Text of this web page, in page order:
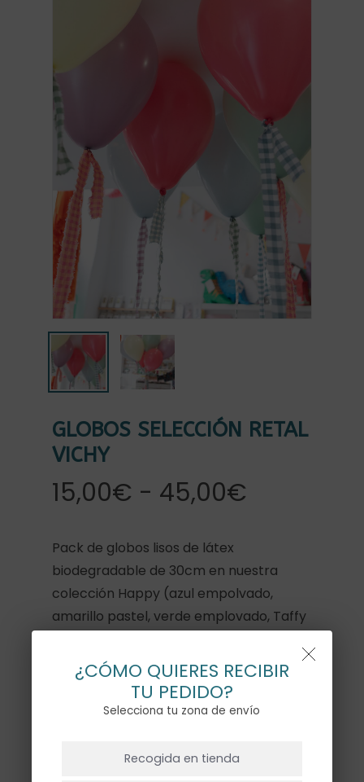
GLOBOS SELECCIÓN RETAL
VICHY
15,00€ - 45,00€
desde
15,00€
hasta
45,00€
Pack de globos lisos de látex
biodegradable de 30cm en nuestra
colección Happy (azul empolvado,
amarillo pastel, verde emplovado, Taffy
tiras de tela vichy.
Los globos se envían sin hinchary listos
Se recomienda hinchar los globos en
¿CÓMO QUIERES RECIBIR
TU PEDIDO?
Selecciona tu zona de envío
Recogida en tienda